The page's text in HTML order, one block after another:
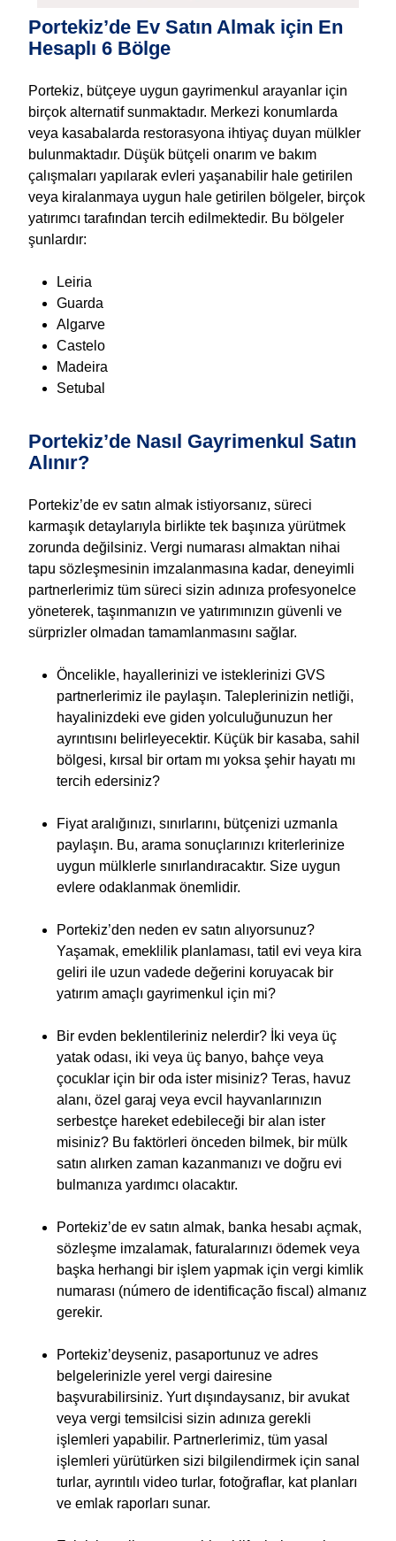
Portekiz’de Ev Satın Almak için En
Hesaplı 6 Bölge
Portekiz, bütçeye uygun gayrimenkul arayanlar için
birçok alternatif sunmaktadır. Merkezi konumlarda
veya kasabalarda restorasyona ihtiyaç duyan mülkler
bulunmaktadır. Düşük bütçeli onarım ve bakım
çalışmaları yapılarak evleri yaşanabilir hale getirilen
veya kiralanmaya uygun hale getirilen bölgeler, birçok
yatırımcı tarafından tercih edilmektedir. Bu bölgeler
şunlardır:
Leiria
Guarda
Algarve
Castelo
Madeira
Setubal
Portekiz’de Nasıl Gayrimenkul Satın
Alınır?
Portekiz’de ev satın almak istiyorsanız, süreci
karmaşık detaylarıyla birlikte tek başınıza yürütmek
zorunda değilsiniz. Vergi numarası almaktan nihai
tapu sözleşmesinin imzalanmasına kadar, deneyimli
partnerlerimiz tüm süreci sizin adınıza profesyonelce
yöneterek, taşınmanızın ve yatırımınızın güvenli ve
sürprizler olmadan tamamlanmasını sağlar.
Öncelikle, hayallerinizi ve isteklerinizi GVS
partnerlerimiz ile paylaşın. Taleplerinizin netliği,
hayalinizdeki eve giden yolculuğunuzun her
ayrıntısını belirleyecektir. Küçük bir kasaba, sahil
bölgesi, kırsal bir ortam mı yoksa şehir hayatı mı
tercih edersiniz?
Fiyat aralığınızı, sınırlarını, bütçenizi uzmanla
paylaşın. Bu, arama sonuçlarınızı kriterlerinize
uygun mülklerle sınırlandıracaktır. Size uygun
evlere odaklanmak önemlidir.
Portekiz’den neden ev satın alıyorsunuz?
Yaşamak, emeklilik planlaması, tatil evi veya kira
geliri ile uzun vadede değerini koruyacak bir
yatırım amaçlı gayrimenkul için mi?
Bir evden beklentileriniz nelerdir? İki veya üç
yatak odası, iki veya üç banyo, bahçe veya
çocuklar için bir oda ister misiniz? Teras, havuz
alanı, özel garaj veya evcil hayvanlarınızın
serbestçe hareket edebileceği bir alan ister
misiniz? Bu faktörleri önceden bilmek, bir mülk
satın alırken zaman kazanmanızı ve doğru evi
bulmanıza yardımcı olacaktır.
Portekiz’de ev satın almak, banka hesabı açmak,
sözleşme imzalamak, faturalarınızı ödemek veya
başka herhangi bir işlem yapmak için vergi kimlik
numarası (número de identificação fiscal) almanız
gerekir.
Portekiz’deyseniz, pasaportunuz ve adres
belgelerinizle yerel vergi dairesine
başvurabilirsiniz. Yurt dışındaysanız, bir avukat
veya vergi temsilcisi sizin adınıza gerekli
işlemleri yapabilir. Partnerlerimiz, tüm yasal
işlemleri yürütürken sizi bilgilendirmek için sanal
turlar, ayrıntılı video turlar, fotoğraflar, kat planları
ve emlak raporları sunar.